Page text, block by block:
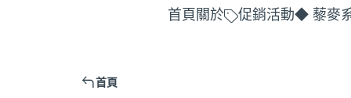
首頁 關於 促銷活動◆ 藜麥
首頁